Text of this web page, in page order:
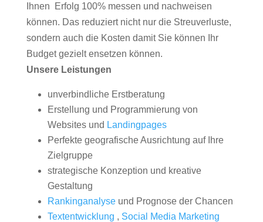
Ihnen Erfolg 100% messen und nachweisen
können. Das reduziert nicht nur die Streuverluste,
sondern auch die Kosten damit Sie können Ihr
Budget gezielt ensetzen können.
Unsere Leistungen
unverbindliche Erstberatung
Erstellung und Programmierung von
Websites und Landingpages
Perfekte geografische Ausrichtung auf Ihre
Zielgruppe
strategische Konzeption und kreative
Gestaltung
Rankinganalyseund Prognose der Chancen
Textentwicklung , Social Media Marketing